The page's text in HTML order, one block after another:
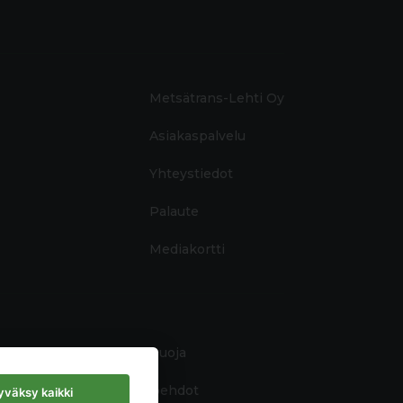
Metsätrans-Lehti Oy
Asiakaspalvelu
Yhteystiedot
Palaute
Mediakortti
Tietosuoja
Käyttöehdot
kaikki